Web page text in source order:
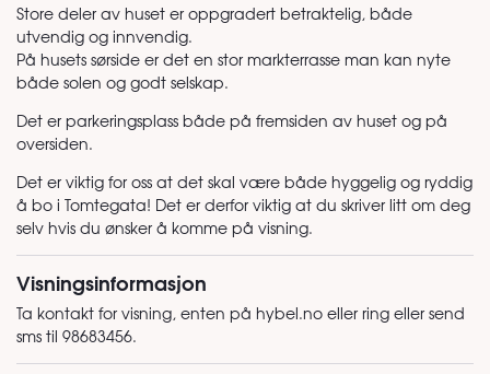
Store deler av huset er oppgradert betraktelig, både
utvendig og innvendig.
På husets sørside er det en stor markterrasse man kan nyte
både solen og godt selskap.
Det er parkeringsplass både på fremsiden av huset og på
oversiden.
Det er viktig for oss at det skal være både hyggelig og ryddig
å bo i Tomtegata! Det er derfor viktig at du skriver litt om deg
selv hvis du ønsker å komme på visning.
Visningsinformasjon
Ta kontakt for visning, enten på hybel.no eller ring eller send
sms til 98683456.